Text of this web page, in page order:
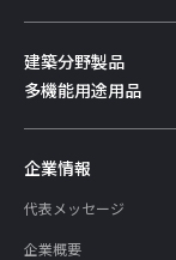
建築分野製品
多機能用途用品
企業情報
代表メッセージ
企業概要